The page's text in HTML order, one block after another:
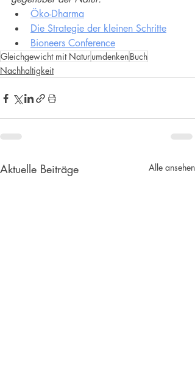
Öko-Dharma
Die Strategie der kleinen Schritte
Bioneers Conference
Gleichgewicht mit NaturumdenkenBuch
Nachhaltigkeit
Aktuelle Beiträge Alle ansehen